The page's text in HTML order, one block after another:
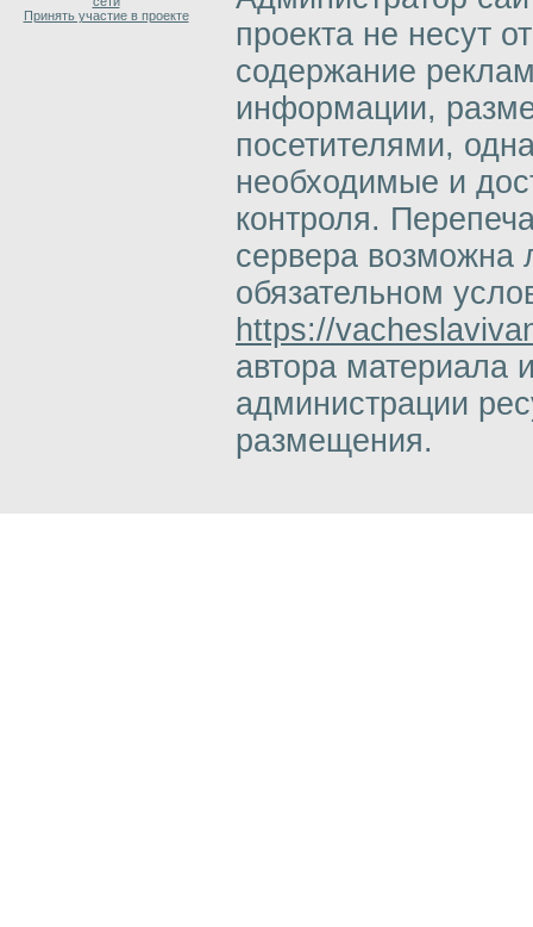
Принять участие в проекте
проекта не несут
содержание
информации,
посетителями,
необходимые и
контроля.
сервера возможна
обязательном
https://
автора материала
администрации
размещения.